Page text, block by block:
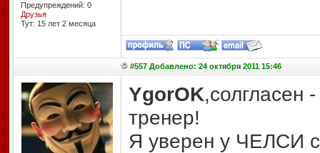
Предупреждений: 0
Друзья
Тут: 15 лет 2 месяцa
#557 Добавлено: 24 октября 2011 15:46
YgorOK
тренер!
Я уверен у ЧЕЛСИ